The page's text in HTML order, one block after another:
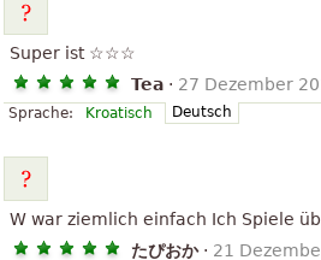
Super ist ☆☆☆
Tea · 27 Dezember
Sprache: Kroatisch Deutsch
W war ziemlich einfach Ich Spiele
たぴおか· 21